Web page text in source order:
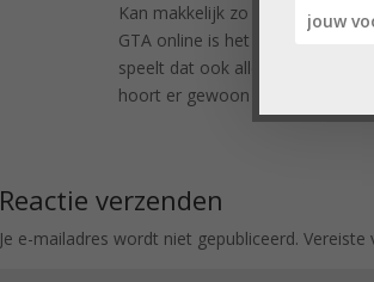
Kan makkelijk zo geweldadig is
GTA online is het meer racen
speelt dat ook allemaal en zo
hoort er gewoon bij
Reactie verzenden
Je e-mailadres wordt niet gepubliceerd. Vereiste